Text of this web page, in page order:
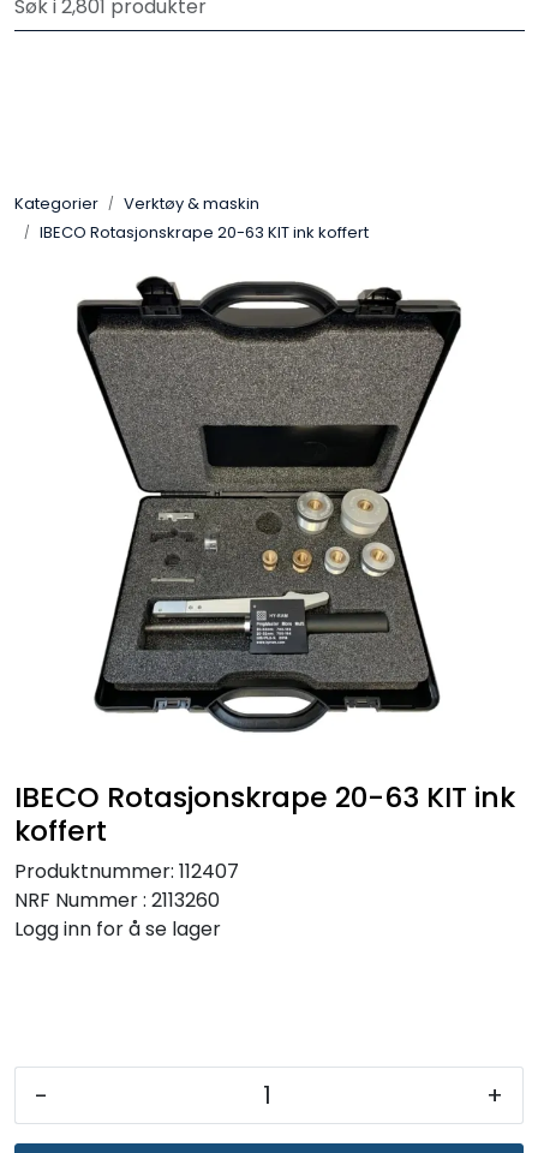
Skip to main content
Registrer deg som bruker i vår nettbutikk for full oversikt
Kategorier
Verktøy & maskin
IBECO Rotasjonskrape 20-63 KIT ink koffert
IBECO Rotasjonskrape 20-63 KIT ink
koffert
Produktnummer: 112407
NRF Nummer : 2113260
Logg inn for å se lager
- +
Verktøy & maskin
Grøftesikring
Alle produkter